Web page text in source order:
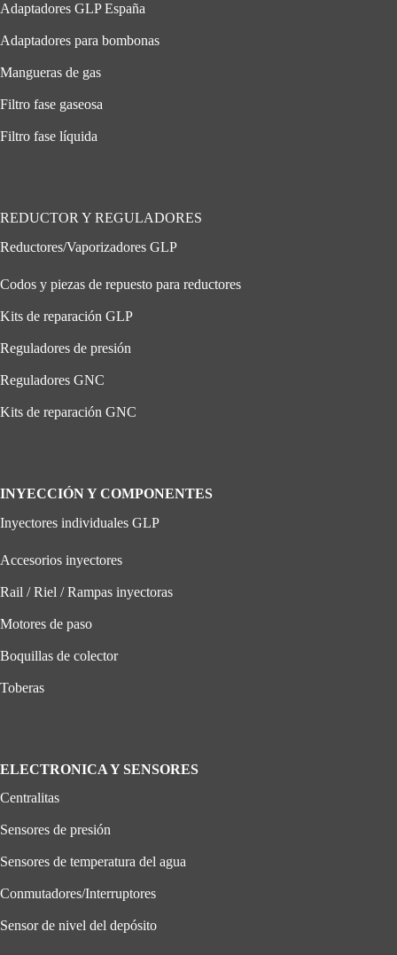
Adaptadores GLP España
Adaptadores para bombonas
Mangueras de gas
Filtro fase gaseosa
Filtro fase líquida
REDUCTOR Y REGULADORES
Reductores/Vaporizadores GLP
Codos y piezas de repuesto para reductores
Kits de reparación GLP
Reguladores de presión
Reguladores GNC
Kits de reparación GNC
INYECCIÓN Y COMPONENTES
Inyectores individuales GLP
Accesorios inyectores
Rail / Riel / Rampas inyectoras
Motores de paso
Boquillas de colector
Toberas
ELECTRONICA Y SENSORES
Centralitas
Sensores de presión
Sensores de temperatura del agua
Conmutadores/Interruptores
Sensor de nivel del depósito